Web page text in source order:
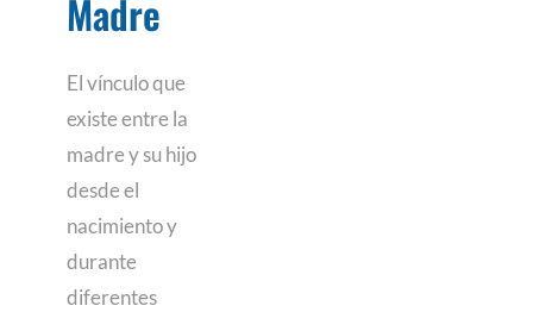
Madre
El vínculo que
existe entre la
madre y su hijo
desde el
nacimiento y
durante
diferentes